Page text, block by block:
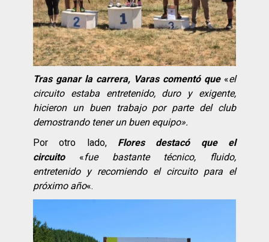
Tras ganar la carrera, Varas comentó que«el
circuito estaba entretenido, duro y exigente,
hicieron un buen trabajo por parte del club
demostrando tener un buen equipo».
Por otro lado,Flores destacó que el
circuito«fue bastante técnico, fluido,
entretenido y recomiendo el circuito para el
próximo año«.